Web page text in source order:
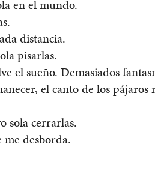
en el mundo.
distancia.
pisarlas.
el sueño. Demasiados
el canto de los pájaros
sola cerrarlas.
desborda.